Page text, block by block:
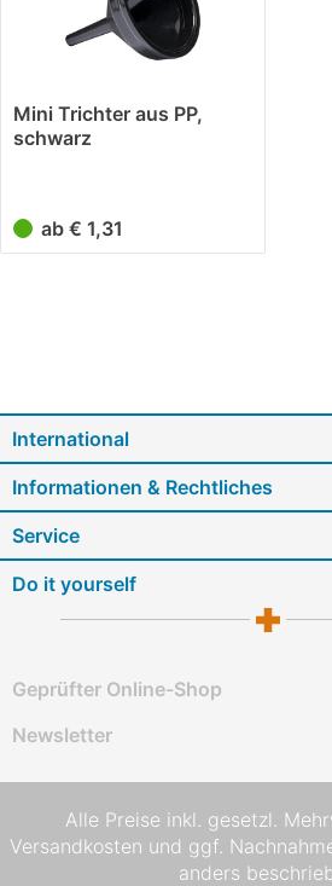
Mini Trichter aus PP,
schwarz
ab € 1,31
International
Informationen & Rechtliches
Service
Do it yourself
Geprüfter Online-Shop
Newsletter
Alle Preise inkl. gesetzl.
Versandkosten und ggf.
anders